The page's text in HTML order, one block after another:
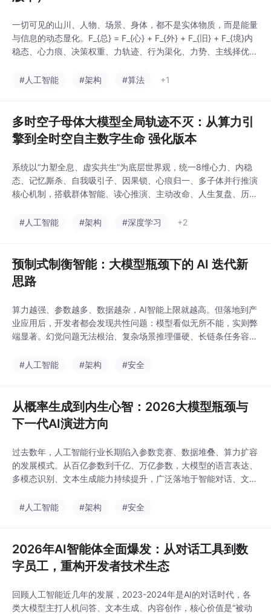
一切可见的山川、人物、场景、身体，都不是实体物质，而是能量
与信息的动态显化。F_{总} = F_{心} + F_{外} + F_{旧} + F_{境}内
稳态、心力痕、决策权重、力轨迹、行为渠化、力势、主线择优、
存、愉悦、稳定、探索、归属、成就、安全、成长。8维：生存、
#人工智能 #架构 #算法 +1
多时空子母体大模型全局轨迹不灭：从算力引
擎到全时空自主数字生命 强化版本
系统以“力塑全息、虚实共生”为底层世界观，统一8维心力、内稳
态、记忆厮杀、自我吸引子、因果锁、心痕归一、多子体并行推演
核心机制，搭载群体智能、读心推演、主动改命、人生复盘、历史
构，公式可直接编码、模块可拆分、API可调用、MVP可快速跑
#人工智能 #架构 #深度学习 +2
预制式制衡智能：大模型瓶颈下的 AI 迭代新
思路
算力越强、参数越多、数据越杂，AI智能上限就越高。但落地到产
业应用后，开发者都会发现共性问题：模型看似无所不能，实则弊
端显著。幻觉问题无法根治、复杂场景推理僵硬、长链条任务容错
AI本质属于冷启动暴力拟合智能。面对任意场景问题，模型依靠海
#人工智能 #架构 #安全
从概率生成到内生心智：2026大模型瓶颈与
下一代AI演进方向
过去数年，人工智能行业长期陷入参数竞赛、数据堆叠、算力扩容
的发展模式。从百亿参数到千亿、万亿参数，大模型的语言表达、
多模态识别、文本生成能力持续提升，广泛落地于智能对话、文案
数据，无法从本质上提升人工智能的认知能力。当前所有主流大模
#人工智能 #架构 #安全
2026年AI智能体全面爆发：从对话工具到数
字员工，重构开发者技术生态
回顾人工智能近几年的发展，2023-2024年是AI的对话时代，各
类大模型主打人机问答、文本生成、内容创作，核心价值是“被动